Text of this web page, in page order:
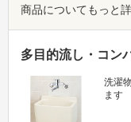
商品についてもっと詳
多目的流し・コン
洗濯
ます